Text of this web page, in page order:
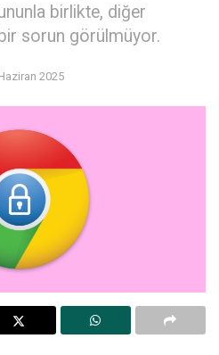
birlikte, diğer
sorun görülmüyor.
2025